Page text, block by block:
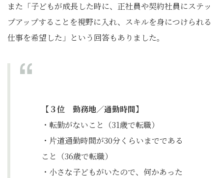
また「子どもが成長した時に、正社員や契約社員にステッ
プアップすることを視野に入れ、スキルを身につけられる
仕事を希望した」という回答もありました。
【３位 勤務地／通勤時間】
・転勤がないこと（31歳で転職）
・片道通勤時間が30分くらいまでである
こと（36歳で転職）
・小さな子どもがいたので、何かあった